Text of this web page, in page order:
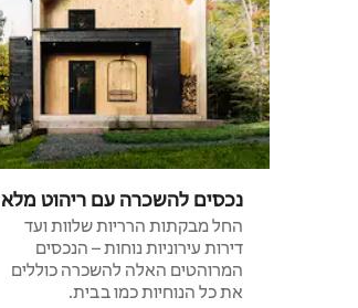
נכסים להשכרה עם ריהוט מלא
החל מבקתות הרריות שלוות ועד
דירות עירוניות נוחות – הנכסים
המרוהטים האלה להשכרה כוללים
את כל הנוחיות כמו בבית.